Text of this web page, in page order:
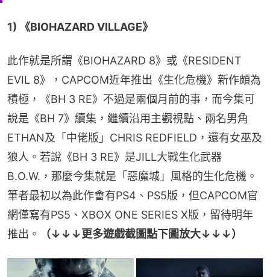
1) 《BIOHAZARD VILLAGE》
此作就是所謂《BIOHAZARD 8》或《RESIDENT
EVIL 8》，CAPCOM近年推出《生化危機》新作頗為
積極，《BH 3 RE》不過是兩個月前的事，而今集可
說是《BH 7》續集，繼續沿用主觀視點、兩名男角
ETHAN及「中佬版」CHRIS REDFIELD，還有女巫及
狼人。若說《BH 3 RE》是JILL大戰生化武器
B.O.W.，那麼今集就是「惡魔城」風格的生化危機。
筆者最初以為此作會有PS4、PS5版，但CAPCOM官
網僅寫有PS5、XBOX ONE SERIES X版，留待明年
推出。
（↓↓↓更多遊戲截圖點下圖放大↓↓↓）